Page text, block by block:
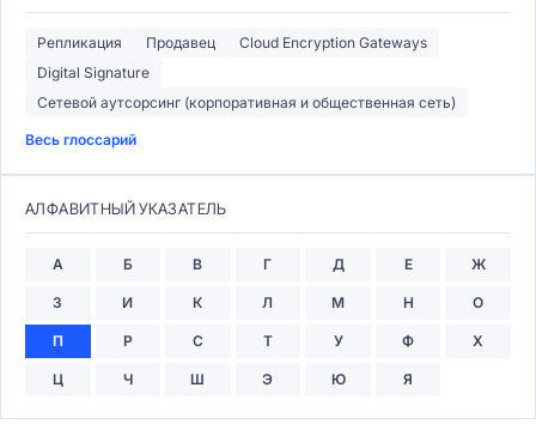
Репликация Продавец
Cloud Encryption Gateways
Digital Signature
Сетевой аутсорсинг (корпоративная и общественная сеть)
Весь глоссарий
АЛФАВИТНЫЙ УКАЗАТЕЛЬ
А Б В Г Д Е Ж
З И К Л М Н О
П Р С Т У Ф Х
Ц Ч Ш Э Ю Я